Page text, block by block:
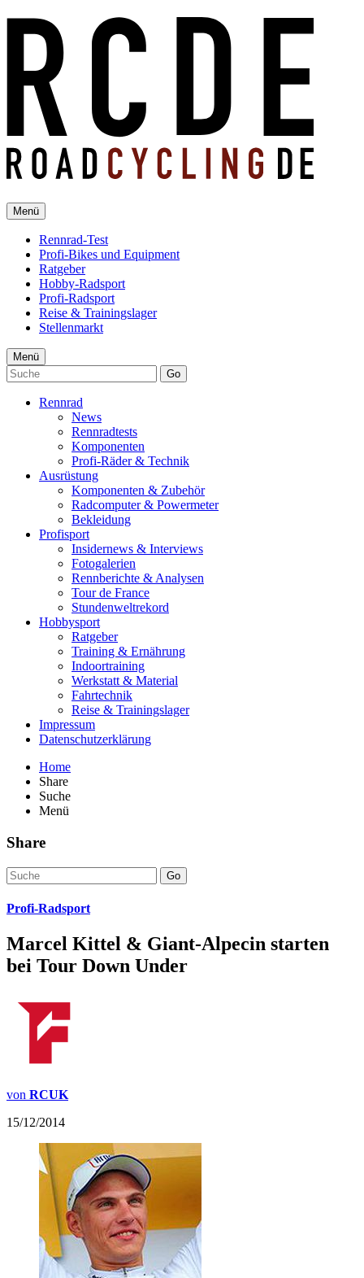
Menü
Rennrad-Test
Profi-Bikes und Equipment
Ratgeber
Hobby-Radsport
Profi-Radsport
Reise & Trainingslager
Stellenmarkt
Menü
Go
Rennrad
News
Rennradtests
Komponenten
Profi-Räder & Technik
Ausrüstung
Komponenten & Zubehör
Radcomputer & Powermeter
Bekleidung
Profisport
Insidernews & Interviews
Fotogalerien
Rennberichte & Analysen
Tour de France
Stundenweltrekord
Hobbysport
Ratgeber
Training & Ernährung
Indoortraining
Werkstatt & Material
Fahrtechnik
Reise & Trainingslager
Impressum
Datenschutzerklärung
Home
Share
Suche
Menü
Share
Go
Profi-Radsport
Marcel Kittel & Giant-Alpecin starten
bei Tour Down Under
von RCUK
15/12/2014